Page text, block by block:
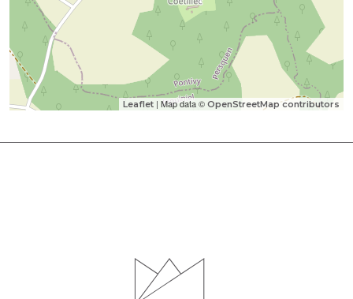
Leaflet | Map data © OpenStreetMap contributors